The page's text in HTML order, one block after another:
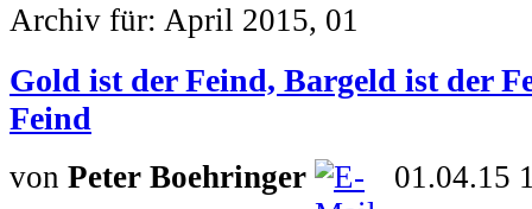
Archiv für: April 2015, 01
Gold ist der Feind, Bargeld ist der
Feind
von Peter Boehringer 01.04.15